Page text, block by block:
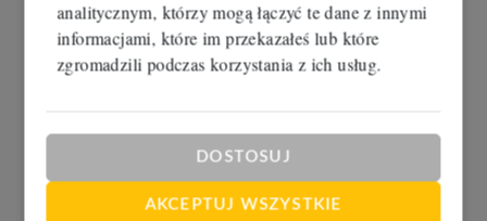
analitycznym, którzy mogą łączyć te dane z innymi
informacjami, które im przekazałeś lub które
zgromadzili podczas korzystania z ich usług.
DOSTOSUJ
AKCEPTUJ WSZYSTKIE